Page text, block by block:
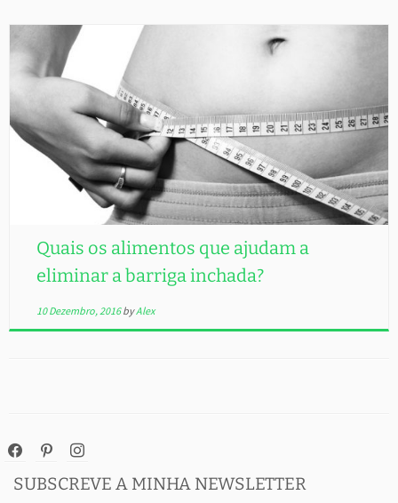
Quais os alimentos que ajudam a
eliminar a barriga inchada?
10 Dezembro, 2016 byAlex
facebookpinterestinstagram
SUBSCREVE A MINHA NEWSLETTER